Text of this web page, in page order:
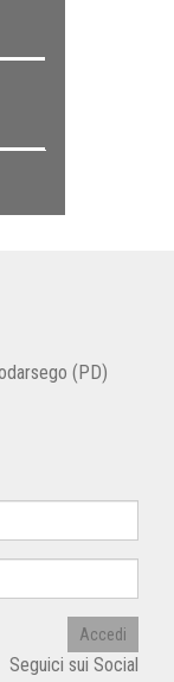
(PD)
Accedi
Seguici sui Social